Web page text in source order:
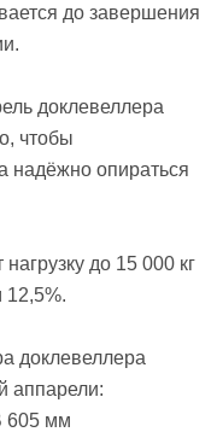
до завершения
доклевеллера
чтобы
опираться
до 15 000 кг
12,5%.
доклевеллера
аппарели:
605 мм